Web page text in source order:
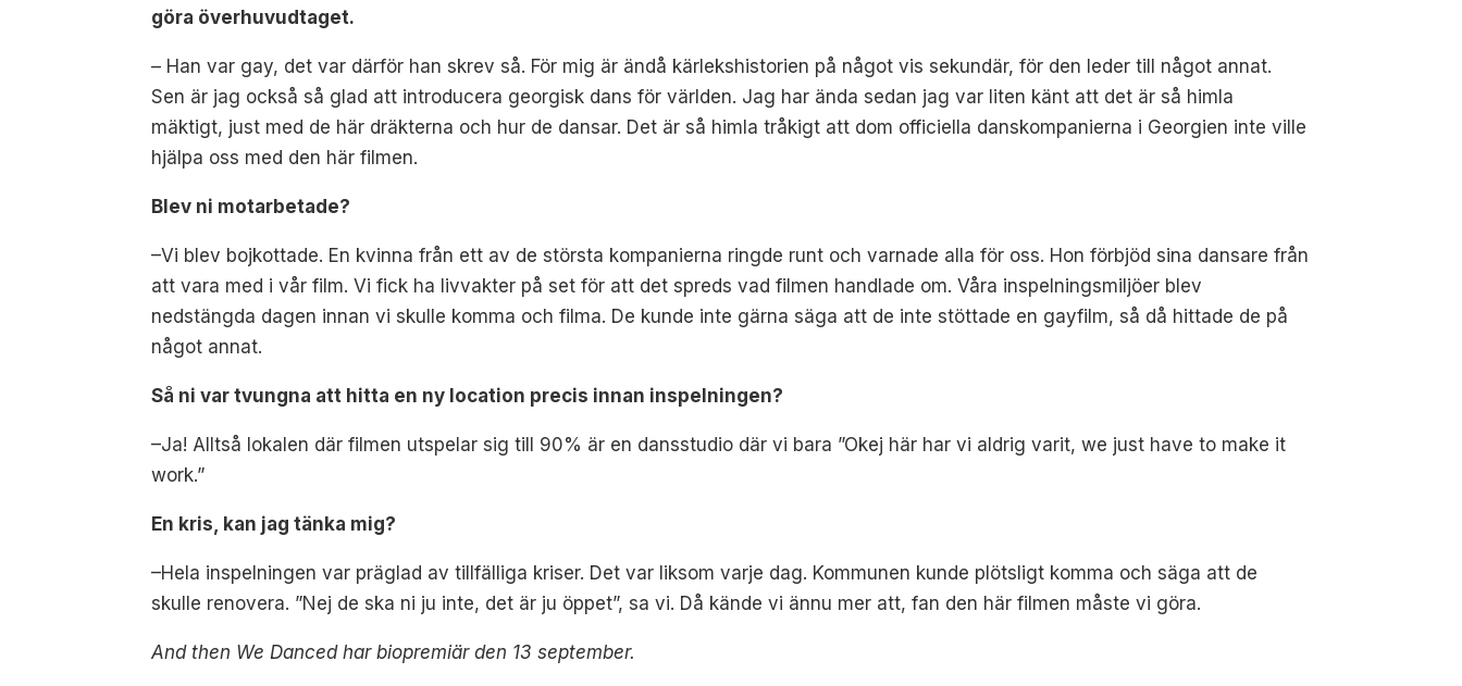
göra överhuvudtaget.
– Han var gay, det var därför han skrev så. För mig är ändå kärlekshistorien på något vis sekundär, för den leder till något annat.
Sen är jag också så glad att introducera georgisk dans för världen. Jag har ända sedan jag var liten känt att det är så himla
mäktigt, just med de här dräkterna och hur de dansar. Det är så himla tråkigt att dom officiella danskompanierna i Georgien inte ville
hjälpa oss med den här filmen.
Blev ni motarbetade?
–Vi blev bojkottade. En kvinna från ett av de största kompanierna ringde runt och varnade alla för oss. Hon förbjöd sina dansare från
att vara med i vår film. Vi fick ha livvakter på set för att det spreds vad filmen handlade om. Våra inspelningsmiljöer blev
nedstängda dagen innan vi skulle komma och filma. De kunde inte gärna säga att de inte stöttade en gayfilm, så då hittade de på
något annat.
Så ni var tvungna att hitta en ny location precis innan inspelningen?
–Ja! Alltså lokalen där filmen utspelar sig till 90% är en dansstudio där vi bara ”Okej här har vi aldrig varit, we just have to make it
work.”
En kris, kan jag tänka mig?
–Hela inspelningen var präglad av tillfälliga kriser. Det var liksom varje dag. Kommunen kunde plötsligt komma och säga att de
skulle renovera. ”Nej de ska ni ju inte, det är ju öppet”, sa vi. Då kände vi ännu mer att, fan den här filmen måste vi göra.
And then We Danced har biopremiär den 13 september.